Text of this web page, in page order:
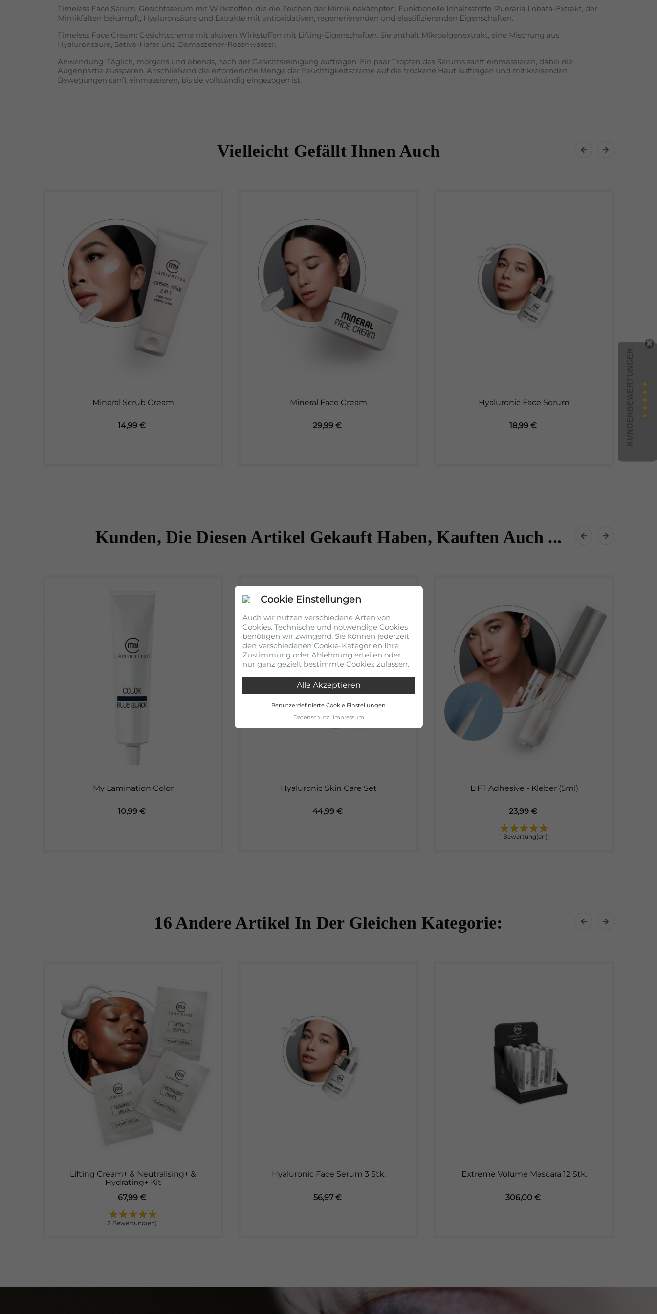
Cookie Einstellungen
Auch wir nutzen verschiedene Arten von
Cookies. Technische und notwendige Cookies
benötigen wir zwingend. Sie können jederzeit
den verschiedenen Cookie-Kategorien Ihre
Zustimmung oder Ablehnung erteilen oder
nur ganz gezielt bestimmte Cookies zulassen.
Alle Akzeptieren
Benutzerdefinierte Cookie Einstellungen
Datenschutz
Impressum
Timeless Face Serum: Gesichtsserum mit Wirkstoffen, die die Zeichen der Mimik bekämpfen. Funktionelle Inhaltsstoffe: Pueraria Lobata-Extrakt, der
Mimikfalten bekämpft, Hyaluronsäure und Extrakte mit antioxidativen, regenerierenden und elastifizierenden Eigenschaften.
Timeless Face Cream: Gesichtscreme mit aktiven Wirkstoffen mit Lifting-Eigenschaften. Sie enthält Mikroalgenextrakt, eine Mischung aus
Hyaluronsäure, Sativa-Hafer und Damaszener-Rosenwasser.
Anwendung: Täglich, morgens und abends, nach der Gesichtsreinigung auftragen. Ein paar Tropfen des Serums sanft einmassieren, dabei die
Augenpartie aussparen. Anschließend die erforderliche Menge der Feuchtigkeitscreme auf die trockene Haut auftragen und mit kreisenden
Bewegungen sanft einmassieren, bis sie vollständig eingezogen ist.
Vielleicht Gefällt Ihnen Auch
Mineral Scrub Cream
14,99 €
Mineral Face Cream
29,99 €
Hyaluronic Face Serum
18,99 €
Kunden, Die Diesen Artikel Gekauft Haben, Kauften Auch ...
My Lamination Color
10,99 €
Hyaluronic Skin Care Set
44,99 €
LIFT Adhesive - Kleber (5ml)
23,99 €
1 Bewertung(en)
16 Andere Artikel In Der Gleichen Kategorie:
Lifting Cream+ & Neutralising+ &
Hydrating+ Kit
67,99 €
2 Bewertung(en)
Hyaluronic Face Serum 3 Stk.
56,97 €
Extreme Volume Mascara 12 Stk.
306,00 €